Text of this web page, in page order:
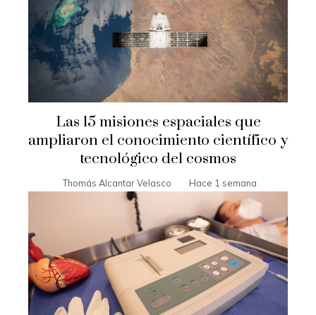
Las 15 misiones espaciales que
ampliaron el conocimiento científico y
tecnológico del cosmos
Thomás Alcantar Velasco Hace 1 semana